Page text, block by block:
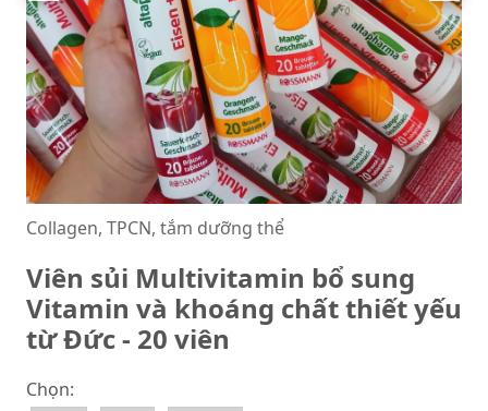
Collagen, TPCN, tắm dưỡng thể
Viên sủi Multivitamin bổ sung
Vitamin và khoáng chất thiết yếu
từ Đức - 20 viên
Chọn: